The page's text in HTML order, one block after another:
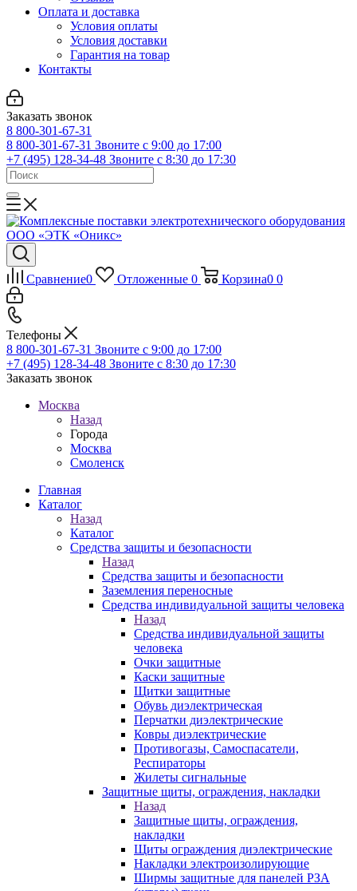
Оплата и доставка
Условия оплаты
Условия доставки
Гарантия на товар
Контакты
Заказать звонок
8 800-301-67-31
8 800-301-67-31 Звоните с 9:00 до 17:00
+7 (495) 128-34-48 Звоните с 8:30 до 17:30
Сравнение0 Отложенные 0 Корзина0 0
Телефоны
8 800-301-67-31 Звоните с 9:00 до 17:00
+7 (495) 128-34-48 Звоните с 8:30 до 17:30
Заказать звонок
Москва
Назад
Города
Москва
Смоленск
Главная
Каталог
Назад
Каталог
Средства защиты и безопасности
Назад
Средства защиты и безопасности
Заземления переносные
Средства индивидуальной защиты человека
Назад
Средства индивидуальной защиты
человека
Очки защитные
Каски защитные
Щитки защитные
Обувь диэлектрическая
Перчатки диэлектрические
Ковры диэлектрические
Противогазы, Самоспасатели,
Респираторы
Жилеты сигнальные
Защитные щиты, ограждения, накладки
Назад
Защитные щиты, ограждения,
накладки
Щиты ограждения диэлектрические
Накладки электроизолирующие
Ширмы защитные для панелей РЗА